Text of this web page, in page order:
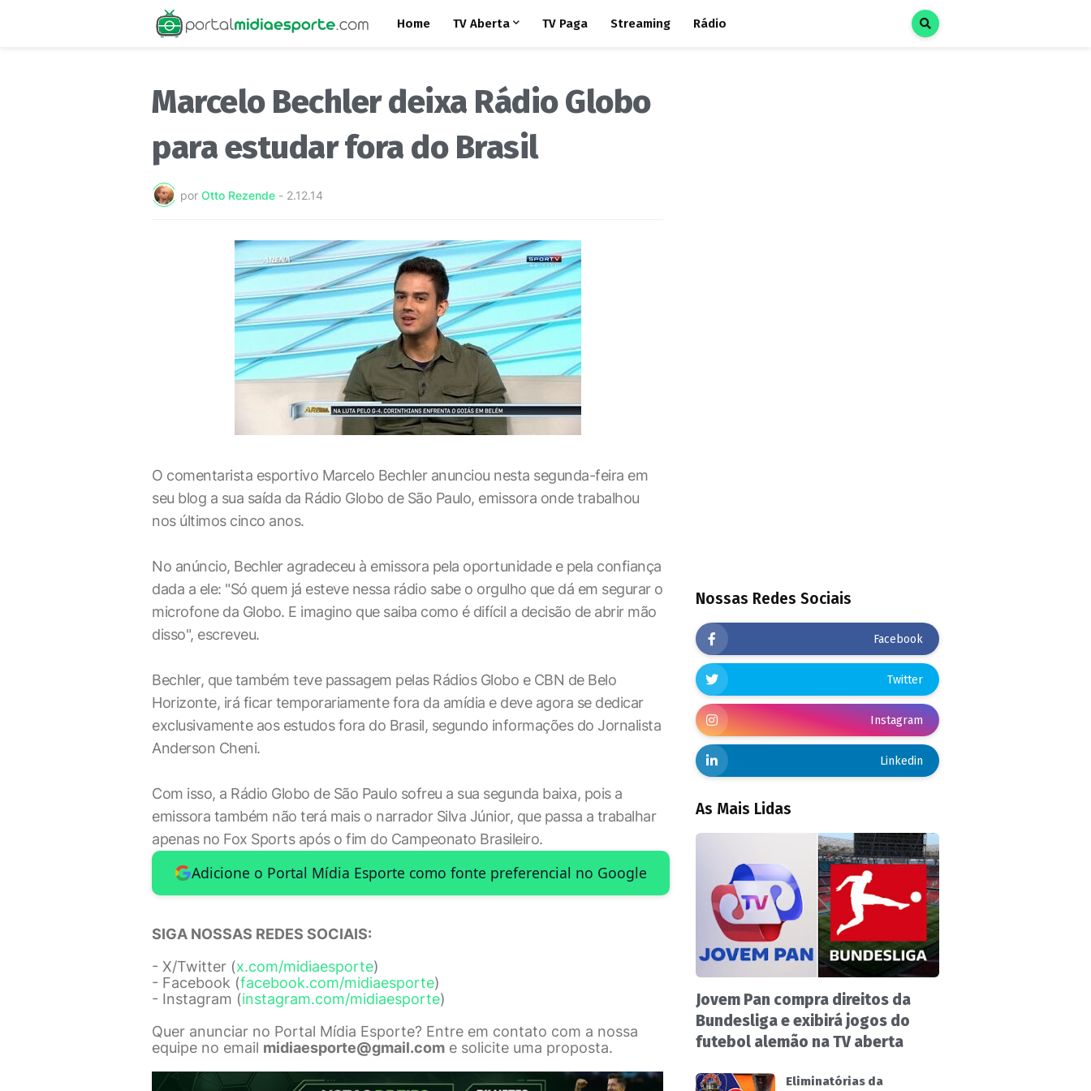
Home TV Aberta TV Paga Streaming Rádio
Marcelo Bechler deixa Rádio Globo
para estudar fora do Brasil
por Otto Rezende - 2.12.14
O comentarista esportivo Marcelo Bechler anunciou nesta segunda-feira em
seu blog a sua saída da Rádio Globo de São Paulo, emissora onde trabalhou
nos últimos cinco anos.
No anúncio, Bechler agradeceu à emissora pela oportunidade e pela confiança
dada a ele: "Só quem já esteve nessa rádio sabe o orgulho que dá em segurar o
microfone da Globo. E imagino que saiba como é difícil a decisão de abrir mão
disso", escreveu.
Bechler, que também teve passagem pelas Rádios Globo e CBN de Belo
Horizonte, irá ficar temporariamente fora da amídia e deve agora se dedicar
exclusivamente aos estudos fora do Brasil, segundo informações do Jornalista
Anderson Cheni.
Com isso, a Rádio Globo de São Paulo sofreu a sua segunda baixa, pois a
emissora também não terá mais o narrador Silva Júnior, que passa a trabalhar
apenas no Fox Sports após o fim do Campeonato Brasileiro.
Adicione o Portal Mídia Esporte como fonte preferencial no Google
SIGA NOSSAS REDES SOCIAIS:
- X/Twitter (x.com/midiaesporte)
- Facebook (facebook.com/midiaesporte)
- Instagram (instagram.com/midiaesporte)
Quer anunciar no Portal Mídia Esporte? Entre em contato com a nossa
equipe no email midiaesporte@gmail.com e solicite uma proposta.
Nossas Redes Sociais
Facebook
Twitter
Instagram
Linkedin
As Mais Lidas
Jovem Pan compra direitos da
Bundesliga e exibirá jogos do
futebol alemão na TV aberta
Eliminatórias da